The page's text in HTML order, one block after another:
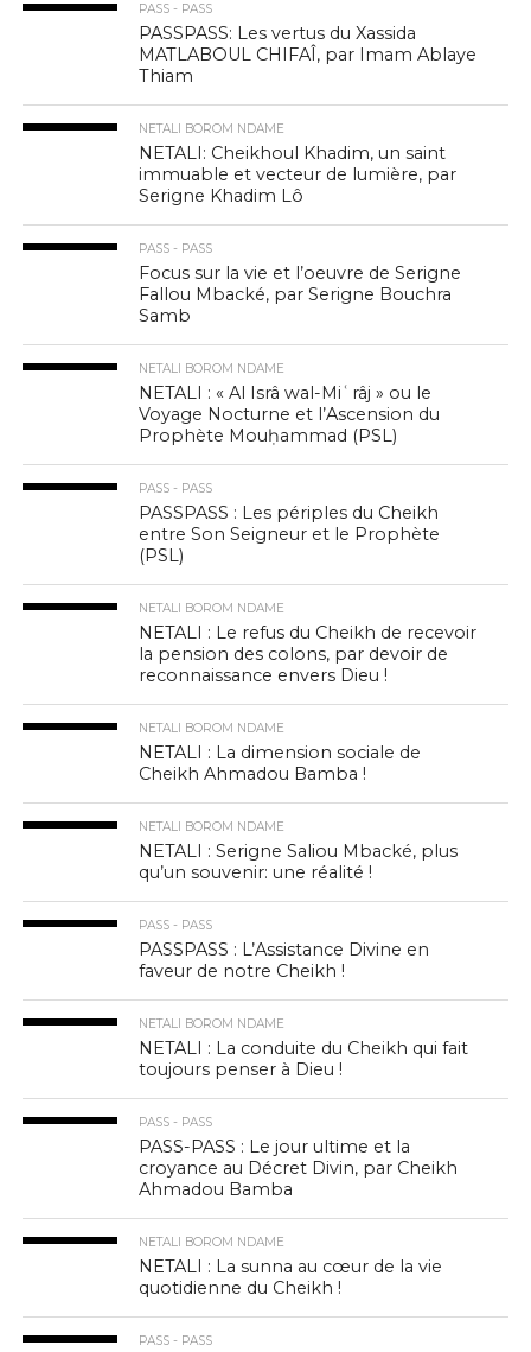
PASS - PASS
PASSPASS: Les vertus du Xassida
MATLABOUL CHIFAÎ, par Imam Ablaye
Thiam
NETALI BOROM NDAME
NETALI: Cheikhoul Khadim, un saint
immuable et vecteur de lumière, par
Serigne Khadim Lô
PASS - PASS
Focus sur la vie et l’oeuvre de Serigne
Fallou Mbacké, par Serigne Bouchra
Samb
NETALI BOROM NDAME
NETALI : « Al Isrâ wal-Miʿrâj » ou le
Voyage Nocturne et l’Ascension du
Prophète Mouḥammad (PSL)
PASS - PASS
PASSPASS : Les périples du Cheikh
entre Son Seigneur et le Prophète
(PSL)
NETALI BOROM NDAME
NETALI : Le refus du Cheikh de recevoir
la pension des colons, par devoir de
reconnaissance envers Dieu !
NETALI BOROM NDAME
NETALI : La dimension sociale de
Cheikh Ahmadou Bamba !
NETALI BOROM NDAME
NETALI : Serigne Saliou Mbacké, plus
qu’un souvenir: une réalité !
PASS - PASS
PASSPASS : L’Assistance Divine en
faveur de notre Cheikh !
NETALI BOROM NDAME
NETALI : La conduite du Cheikh qui fait
toujours penser à Dieu !
PASS - PASS
PASS-PASS : Le jour ultime et la
croyance au Décret Divin, par Cheikh
Ahmadou Bamba
NETALI BOROM NDAME
NETALI : La sunna au cœur de la vie
quotidienne du Cheikh !
PASS - PASS